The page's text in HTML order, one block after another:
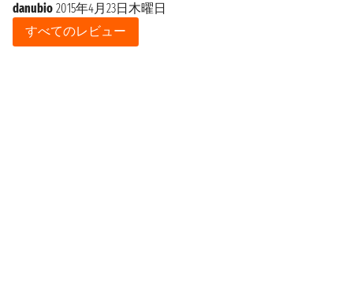
danubio 2015年4月23日木曜日
すべてのレビュー